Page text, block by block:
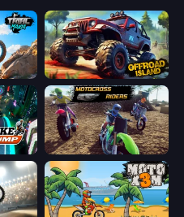
Offroad Island
MotoCross Riders